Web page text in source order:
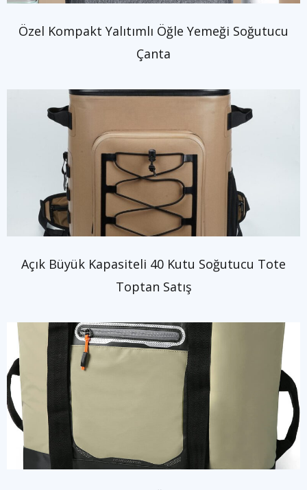
Özel Kompakt Yalıtımlı Öğle Yemeği Soğutucu
Çanta
Açık Büyük Kapasiteli 40 Kutu Soğutucu Tote
Toptan Satış